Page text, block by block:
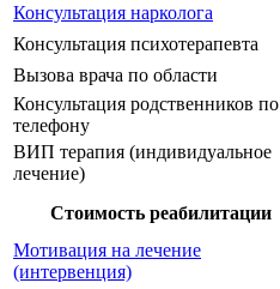
Консультация нарколога
Консультация психотерапевта
Вызова врача по области
Консультация родственников по
телефону
ВИП терапия (индивидуальное
лечение)
Стоимость реабилитации
Мотивация на лечение
(интервенция)